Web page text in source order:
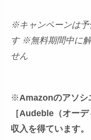
※キャンペーンは予
す ※無料期間中に
せん
※Amazonのアソシ
［Audeble（オー
収入を得ています。